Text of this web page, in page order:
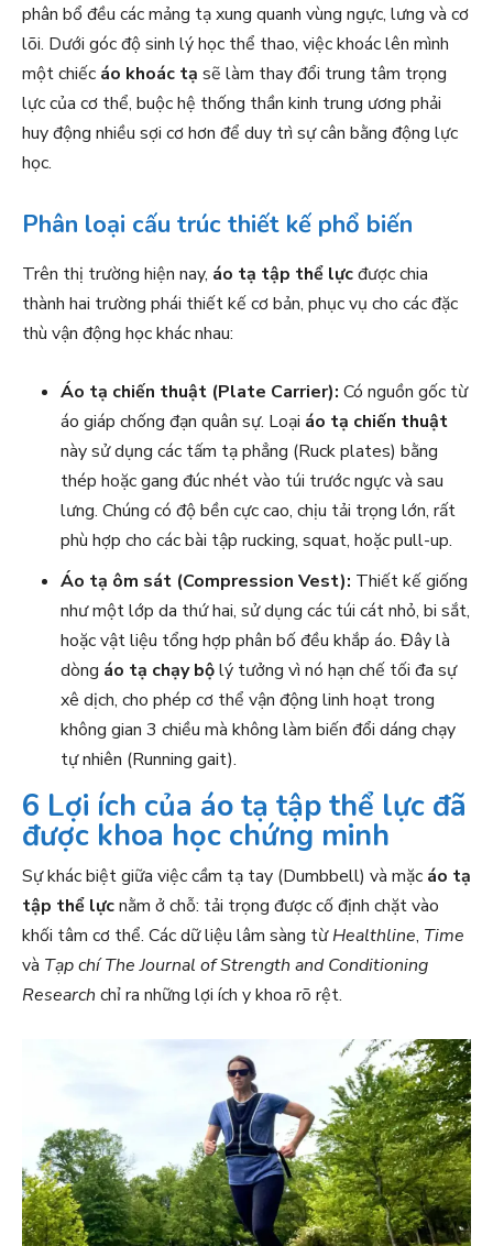
phân bổ đều các mảng tạ xung quanh vùng ngực, lưng và cơ
lõi. Dưới góc độ sinh lý học thể thao, việc khoác lên mình
một chiếc áo khoác tạ sẽ làm thay đổi trung tâm trọng
lực của cơ thể, buộc hệ thống thần kinh trung ương phải
huy động nhiều sợi cơ hơn để duy trì sự cân bằng động lực
học.
Phân loại cấu trúc thiết kế phổ biến
Trên thị trường hiện nay, áo tạ tập thể lựcđược chia
thành hai trường phái thiết kế cơ bản, phục vụ cho các đặc
thù vận động học khác nhau:
Áo tạ chiến thuật (Plate Carrier): Có nguồn gốc từ
áo giáp chống đạn quân sự. Loại áo tạ chiến thuật
này sử dụng các tấm tạ phẳng (Ruck plates) bằng
thép hoặc gang đúc nhét vào túi trước ngực và sau
lưng. Chúng có độ bền cực cao, chịu tải trọng lớn, rất
phù hợp cho các bài tập rucking, squat, hoặc pull-up.
Áo tạ ôm sát (Compression Vest): Thiết kế giống
như một lớp da thứ hai, sử dụng các túi cát nhỏ, bi sắt,
hoặc vật liệu tổng hợp phân bố đều khắp áo. Đây là
dòng áo tạ chạy bộlý tưởng vì nó hạn chế tối đa sự
xê dịch, cho phép cơ thể vận động linh hoạt trong
không gian 3 chiều mà không làm biến đổi dáng chạy
tự nhiên (Running gait).
6 Lợi ích của áo tạ tập thể lực đã
được khoa học chứng minh
Sự khác biệt giữa việc cầm tạ tay (Dumbbell) và mặc áo tạ
tập thể lựcnằm ở chỗ: tải trọng được cố định chặt vào
khối tâm cơ thể. Các dữ liệu lâm sàng từHealthline, Time
và Tạp chí The Journal of Strength and Conditioning
Research chỉ ra những lợi ích y khoa rõ rệt.